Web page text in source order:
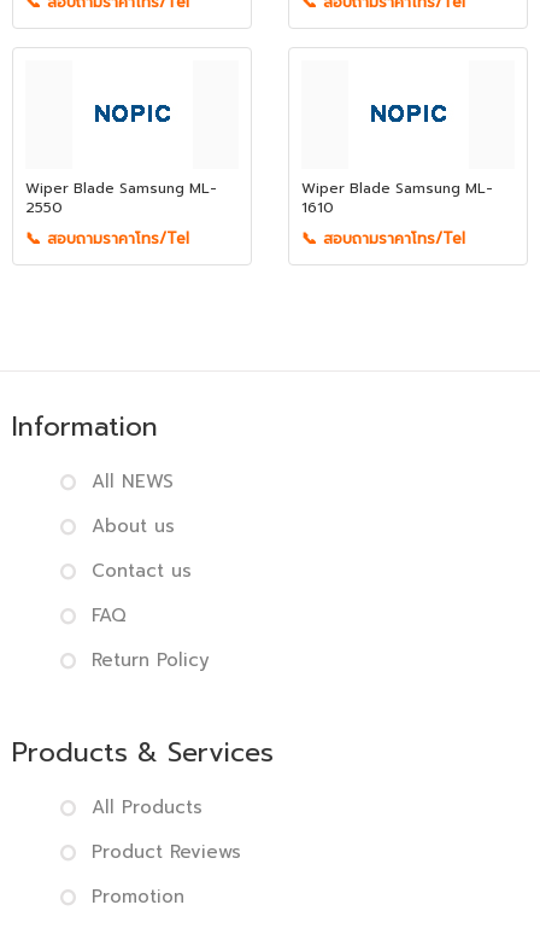
Wiper Blade Samsung ML-
2550
📞 สอบถามราคาโทร/Tel
Wiper Blade Samsung ML-
1610
📞 สอบถามราคาโทร/Tel
Information
All NEWS
About us
Contact us
FAQ
Return Policy
Products & Services
All Products
Product Reviews
Promotion